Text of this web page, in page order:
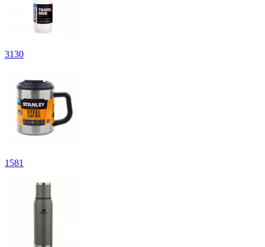
3130
1 581